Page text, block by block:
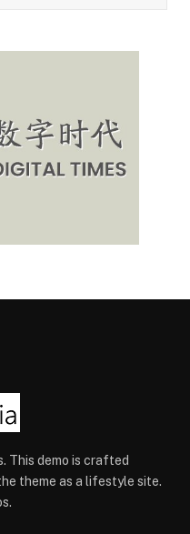
This demo is crafted
theme as a lifestyle site.